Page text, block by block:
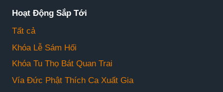
Hoạt Động Sắp Tới
Tất cả
Khóa Lễ Sám Hối
Khóa Tu Thọ Bát Quan Trai
Vía Đức Phật Thích Ca Xuất Gia